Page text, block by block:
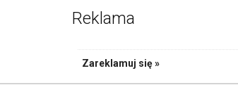
Reklama
Zareklamuj się »